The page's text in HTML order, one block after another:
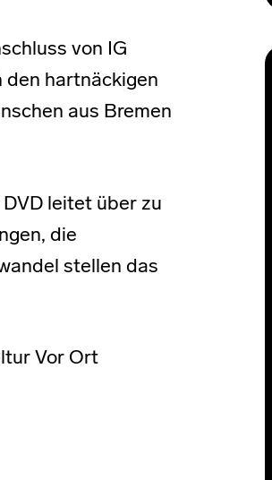
von IG
hartnäckigen
aus Bremen
leitet über zu
die
stellen das
Vor Ort